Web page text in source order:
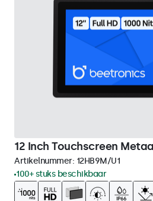
12 Inch Touchscreen
Artikelnummer: 12HB9M/U1
100+ stuks beschikbaar